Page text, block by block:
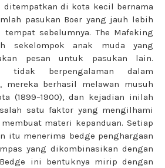
ditempatkan di kota kecil bernama
pasukan Boer yang jauh lebih
sebelumnya. The Mafeking
sekelompok anak muda yang
pesan untuk pasukan lain.
tidak berpengalaman dalam
mereka berhasil melawan musuh
(1899–1900), dan kejadian inilah
satu faktor yang mengilhami
materi kepanduan. Setiap
itu menerima bedge penghargaan
yang dikombinasikan dengan
ini bentuknya mirip dengan